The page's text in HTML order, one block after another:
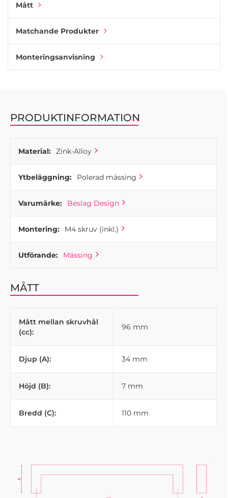
polerat, där kvalitet förenas med långvarig estetisk
stora skåpdörrar – samtidigt som du behåller en enhetlig
Mått
Matchande Produkter
Monteringsanvisning
PRODUKTINFORMATION
Material: Zink-Alloy
Ytbeläggning: Polerad mässing
Varumärke: Beslag Design
Montering: M4 skruv (inkl.)
Utförande: Mässing
MÅTT
Mått mellan skruvhål
(cc):
96 mm
Djup (A): 34 mm
Höjd (B): 7 mm
Bredd (C): 110 mm